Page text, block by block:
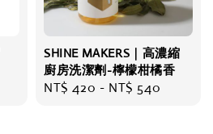
SHINE MAKERS｜高濃縮
廚房洗潔劑-檸檬柑橘香
Regular
NT$ 420 - NT$ 540